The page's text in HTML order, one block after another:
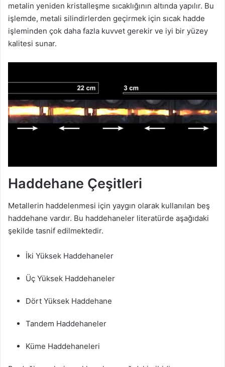
metalin yeniden kristalleşme sıcaklığının altında yapılır. Bu
işlemde, metali silindirlerden geçirmek için sıcak hadde
işleminden çok daha fazla kuvvet gerekir ve iyi bir yüzey
kalitesi sunar.
Haddehane Çeşitleri
Metallerin haddelenmesi için yaygın olarak kullanılan beş
haddehane vardır. Bu haddehaneler literatürde aşağıdaki
şekilde tasnif edilmektedir.
İki Yüksek Haddehaneler
Üç Yüksek Haddehaneler
Dört Yüksek Haddehane
Tandem Haddehaneler
Küme Haddehaneleri